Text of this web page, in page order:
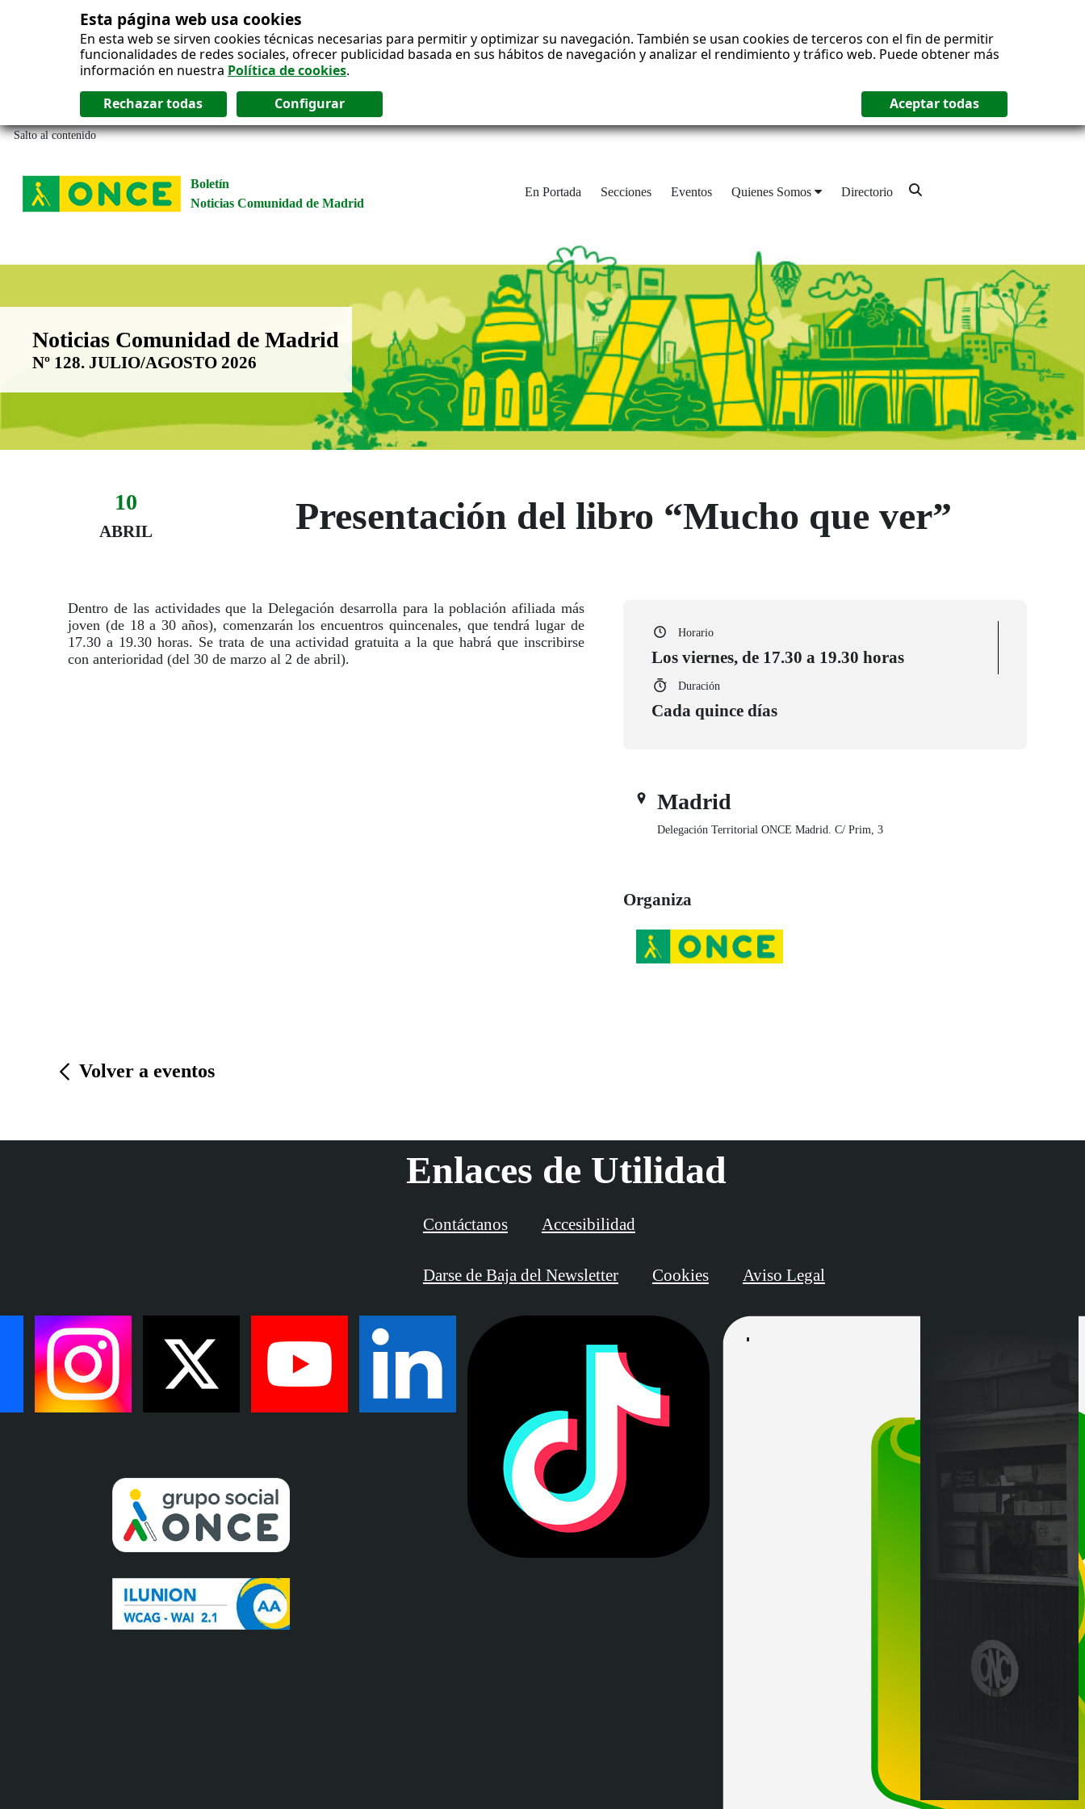
Esta página web usa cookies
En esta web se sirven cookies técnicas necesarias para permitir y optimizar su navegación. También se usan cookies de terceros con el fin de permitir
funcionalidades de redes sociales, ofrecer publicidad basada en sus hábitos de navegación y analizar el rendimiento y tráfico web. Puede obtener más
información en nuestra Política de cookies.
Salto al contenido
Boletín
Noticias Comunidad de Madrid
En Portada Secciones Eventos Quienes Somos Directorio
Boletín Noticias Comunidad de Madrid
Noticias Comunidad de Madrid
Nº 128. JULIO/AGOSTO 2026
Fecha del evento
10
ABRIL
10 abril Presentación del libro “Mucho que ver”
Dentro de las actividades que la Delegación desarrolla para la población afiliada más
joven (de 18 a 30 años), comenzarán los encuentros quincenales, que tendrá lugar de
17.30 a 19.30 horas. Se trata de una actividad gratuita a la que habrá que inscribirse
con anterioridad (del 30 de marzo al 2 de abril).
Horario
Los viernes, de 17.30 a 19.30 horas
Duración
Cada quince días
Madrid
Delegación Territorial ONCE Madrid. C/ Prim, 3
Organiza
Volver a eventos
Enlaces de Utilidad
Contáctanos Accesibilidad
Darse de Baja del Newsletter Cookies Aviso Legal